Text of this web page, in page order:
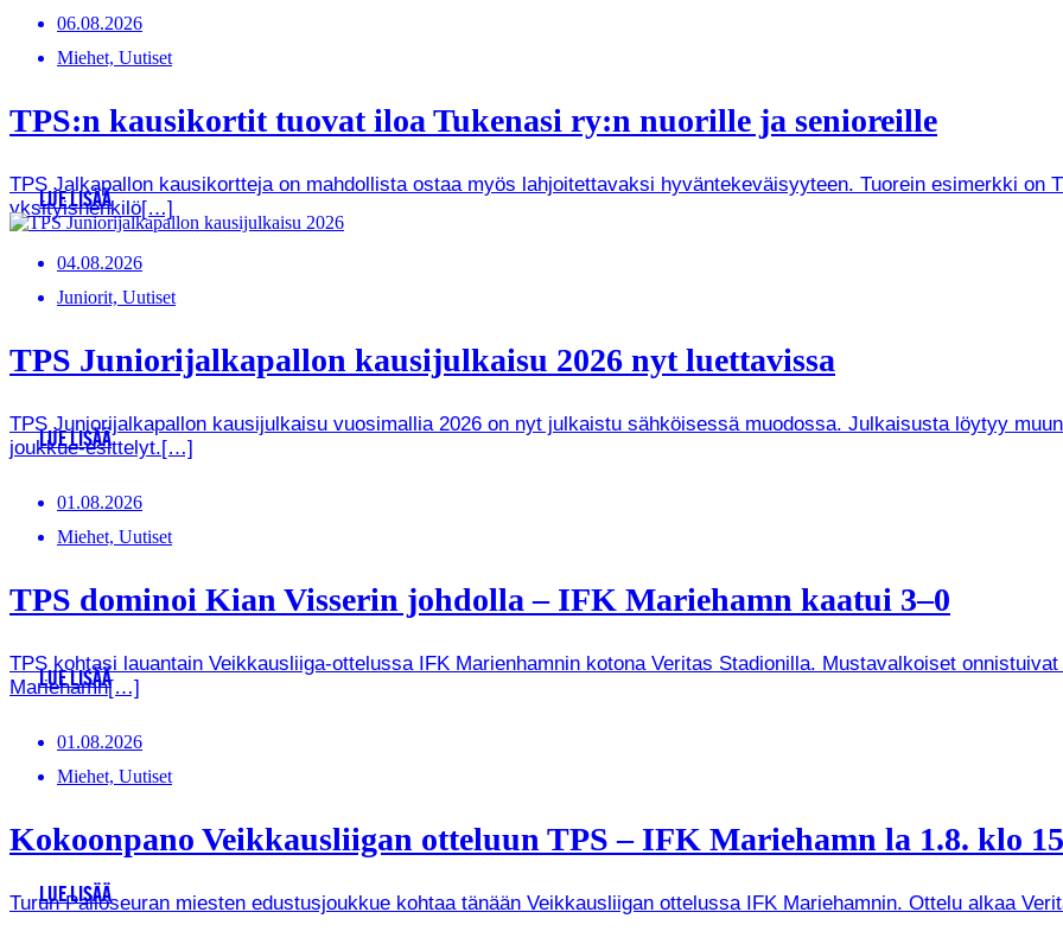
06.08.2026
Miehet, Uutiset
TPS:n kausikortit tuovat iloa Tukenasi ry:n nuorille ja senioreille
TPS Jalkapallon kausikortteja on mahdollista ostaa myös lahjoitettavaksi hyväntekeväisyyteen. Tuorein esimerkki on
yksityishenkilö[…]
LUE LISÄÄ
04.08.2026
Juniorit, Uutiset
TPS Juniorijalkapallon kausijulkaisu 2026 nyt luettavissa
TPS Juniorijalkapallon kausijulkaisu vuosimallia 2026 on nyt julkaistu sähköisessä muodossa. Julkaisusta löytyy
joukkue-esittelyt.[…]
LUE LISÄÄ
01.08.2026
Miehet, Uutiset
TPS dominoi Kian Visserin johdolla – IFK Mariehamn kaatui 3–0
TPS kohtasi lauantain Veikkausliiga-ottelussa IFK Marienhamnin kotona Veritas Stadionilla. Mustavalkoiset
Mariehamn[…]
LUE LISÄÄ
01.08.2026
Miehet, Uutiset
Kokoonpano Veikkausliigan otteluun TPS – IFK Mariehamn la 1.8. klo
Turun Palloseuran miesten edustusjoukkue kohtaa tänään Veikkausliigan ottelussa IFK Mariehamnin. Ottelu alkaa
LUE LISÄÄ